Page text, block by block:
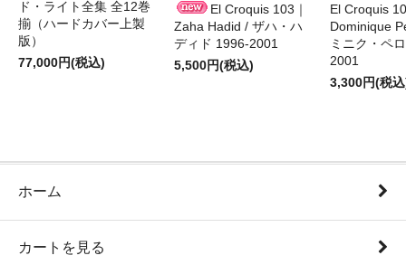
ド・ライト全集 全12巻
揃（ハードカバー上製
版）
77,000円(税込)
El Croquis 103｜
Zaha Hadid / ザハ・ハ
ディド 1996-2001
5,500円(税込)
El Croquis
Dominique
ミニク・ペ
2001
3,300円(税
ホーム
カートを見る